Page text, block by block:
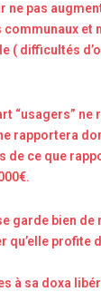
pas
communaux et
( difficultés
“usagers” ne
rapportera
de ce que
garde bien de
qu’elle profite
sa doxa